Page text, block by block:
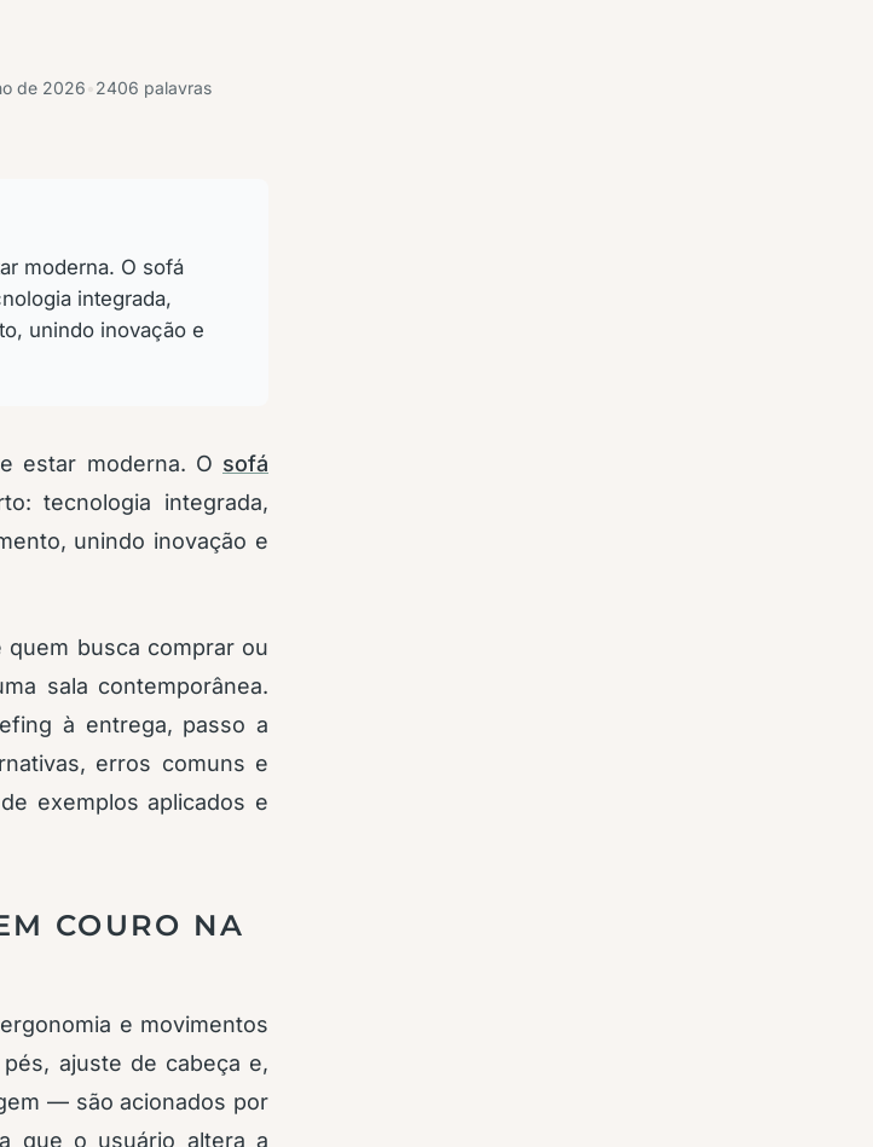
de 2026 2406 palavras
moderna. O sofá
integrada,
unindo inovação e
estar moderna. O sofá
tecnologia integrada,
unindo inovação e
busca comprar ou
sala contemporânea.
à entrega, passo a
erros comuns e
exemplos aplicados e
COURO NA
e movimentos
ajuste de cabeça e,
— são acionados por
que o usuário altera a